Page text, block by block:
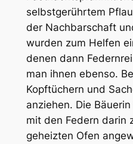
selbstgerührtem
der Nachbarschaft
wurden zum Helfen
denen dann
man ihnen ebenso.
Kopftüchern und
anziehen. Die
mit den Federn darin
geheizten Ofen